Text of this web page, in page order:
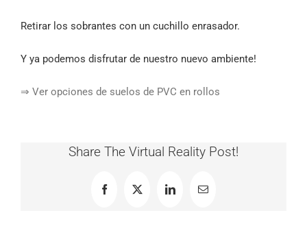
Retirar los sobrantes con un cuchillo enrasador.
Y ya podemos disfrutar de nuestro nuevo ambiente!
⇒ Ver opciones de suelos de PVC en rollos
Share The Virtual Reality Post!
Facebook
X LinkedInCorreo